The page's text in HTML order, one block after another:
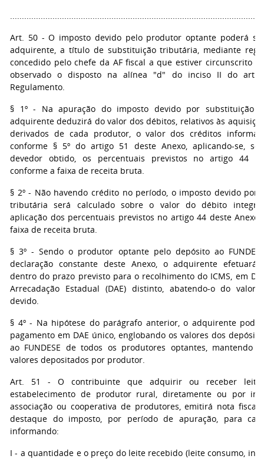
Art. 50 - O imposto devido pelo produtor optante poderá
adquirente, a título de substituição tributária, mediante
concedido pelo chefe da AF fiscal a que estiver circunscrito o
observado o disposto na alínea "d" do inciso II do
Regulamento.
§ 1º - Na apuração do imposto devido por substituição
adquirente deduzirá do valor dos débitos, relativos às
derivados de cada produtor, o valor dos créditos
conforme § 5º do artigo 51 deste Anexo, aplicando-se,
devedor obtido, os percentuais previstos no artigo 44
conforme a faixa de receita bruta.
§ 2º - Não havendo crédito no período, o imposto devido por
tributária será calculado sobre o valor do débito
aplicação dos percentuais previstos no artigo 44 deste
faixa de receita bruta.
§ 3º - Sendo o produtor optante pelo depósito ao
declaração constante deste Anexo, o adquirente efetuará
dentro do prazo previsto para o recolhimento do ICMS, em
Arrecadação Estadual (DAE) distinto, abatendo-o do valor
devido.
§ 4º - Na hipótese do parágrafo anterior, o adquirente
pagamento em DAE único, englobando os valores dos
ao FUNDESE de todos os produtores optantes, mantendo
valores depositados por produtor.
Art. 51 - O contribuinte que adquirir ou receber leite
estabelecimento de produtor rural, diretamente ou por
associação ou cooperativa de produtores, emitirá nota fiscal
destaque do imposto, por período de apuração, para
informando:
I - a quantidade e o preço do leite recebido (leite consumo,